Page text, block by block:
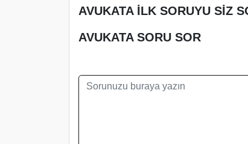
AVUKATA İLK SORUYU SİZ
AVUKATA SORU SOR